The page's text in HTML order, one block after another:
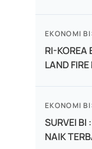
EKONOMI
RI-KOREA
LAND
EKONOMI
SURVEI BI
NAIK